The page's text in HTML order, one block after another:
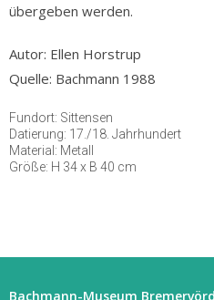
übergeben werden.
Autor: Ellen Horstrup
Quelle: Bachmann 1988
Fundort: Sittensen
Datierung: 17./18. Jahrhundert
Material: Metall
Größe: H 34 x B 40 cm
Bachmann-Museum